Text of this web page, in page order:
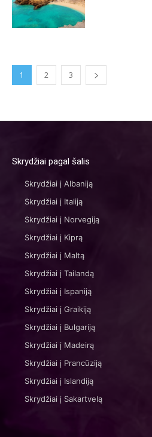
1 2 3
Skrydžiai pagal šalis
Skrydžiai į Albaniją
Skrydžiai į Italiją
Skrydžiai į Norvegiją
Skrydžiai į Kiprą
Skrydžiai į Maltą
Skrydžiai į Tailandą
Skrydžiai į Ispaniją
Skrydžiai į Graikiją
Skrydžiai į Bulgariją
Skrydžiai į Madeirą
Skrydžiai į Prancūziją
Skrydžiai į Islandiją
Skrydžiai į Sakartvelą